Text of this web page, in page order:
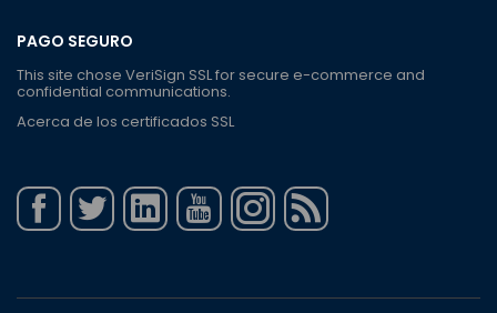
PAGO SEGURO
This site chose VeriSign SSL for secure e-commerce and
confidential communications.
Acerca de los certificados SSL